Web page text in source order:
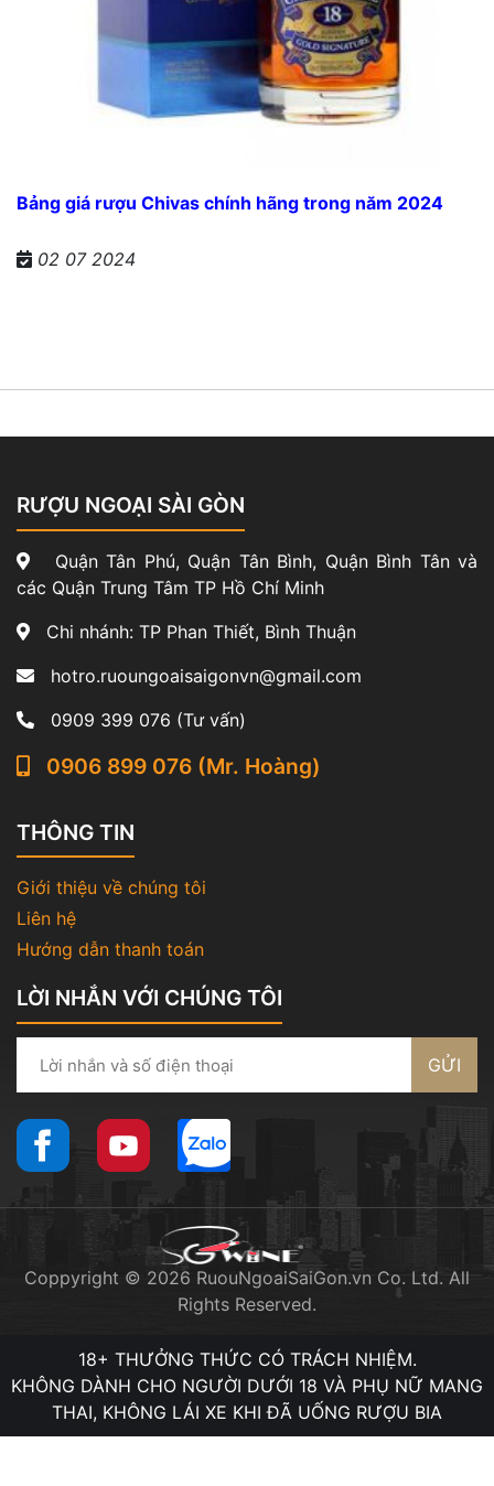
Bảng giá rượu Chivas chính hãng trong năm 2024
02 07 2024
RƯỢU NGOẠI SÀI GÒN
Quận Tân Phú, Quận Tân Bình, Quận Bình Tân và
các Quận Trung Tâm TP Hồ Chí Minh
Chi nhánh: TP Phan Thiết, Bình Thuận
hotro.ruoungoaisaigonvn@gmail.com
0909 399 076 (Tư vấn)
0906 899 076 (Mr. Hoàng)
THÔNG TIN
Giới thiệu về chúng tôi
Liên hệ
Hướng dẫn thanh toán
LỜI NHẮN VỚI CHÚNG TÔI
GỬI
Coppyright © 2026 RuouNgoaiSaiGon.vn Co. Ltd. All
Rights Reserved.
18+ THƯỞNG THỨC CÓ TRÁCH NHIỆM.
KHÔNG DÀNH CHO NGƯỜI DƯỚI 18 VÀ PHỤ NỮ MANG
THAI, KHÔNG LÁI XE KHI ĐÃ UỐNG RƯỢU BIA